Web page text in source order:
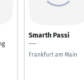
Smarth Passi
---
Frankfurt am Main